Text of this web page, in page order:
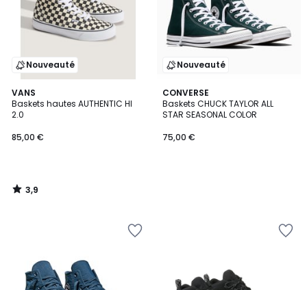
Nouveauté
VANS
Baskets hautes AUTHENTIC HI
2.0
85,00 €
3,9
/ 5
3,9
/
Nouveauté
CONVERSE
Baskets CHUCK TAYLOR ALL
STAR SEASONAL COLOR
75,00 €